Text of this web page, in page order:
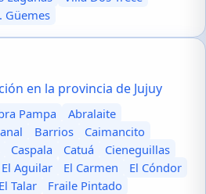
Güemes
en la provincia de Jujuy
Pampa
Abralaite
Barrios
Caimancito
Caspala Catuá
Cieneguillas
El Aguilar El Carmen
El Cóndor
El Talar
Fraile Pintado